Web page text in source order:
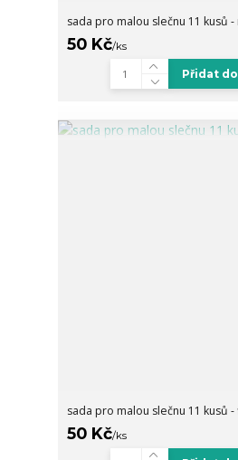
sada pro malou slečnu 11 kusů -
50 Kč/ks
Přidat
sada pro malou slečnu 11 kusů -
50 Kč/ks